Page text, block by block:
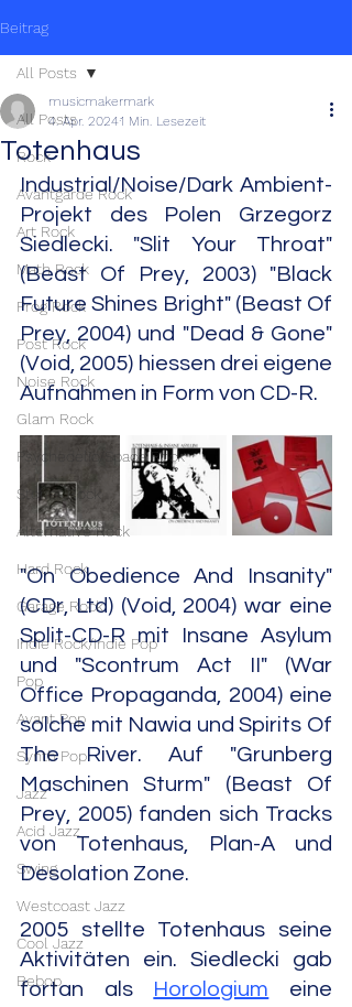
Beitrag
All Posts
Rock
Avantgarde Rock
Art Rock
Math Rock
Prog Rock
Post Rock
Noise Rock
Glam Rock
Psychedelic/Space Rock
Stoner Rock
Alternative Rock
Hard Rock
Garage Rock
Indie Rock/Indie Pop
Pop
Avant Pop
Synth Pop
Jazz
Acid Jazz
Swing
Westcoast Jazz
Cool Jazz
Bebop
All Posts
Totenhaus
musicmakermark
4. Apr. 20241 Min. Lesezeit
Industrial/Noise/Dark Ambient-
Projekt des Polen Grzegorz
Siedlecki. "Slit Your Throat"
(Beast Of Prey, 2003) "Black
Future Shines Bright" (Beast Of
Prey, 2004) und "Dead & Gone"
(Void, 2005) hiessen drei eigene
Aufnahmen in Form von CD-R.
"On Obedience And Insanity"
(CDr, Ltd) (Void, 2004) war eine
Split-CD-R mit Insane Asylum
und "Scontrum Act II" (War
Office Propaganda, 2004) eine
solche mit Nawia und Spirits Of
The River. Auf "Grunberg
Maschinen Sturm" (Beast Of
Prey, 2005) fanden sich Tracks
von Totenhaus, Plan-A und
Desolation Zone.
2005 stellte Totenhaus seine
Aktivitäten ein. Siedlecki gab
fortan als
Horologium eine